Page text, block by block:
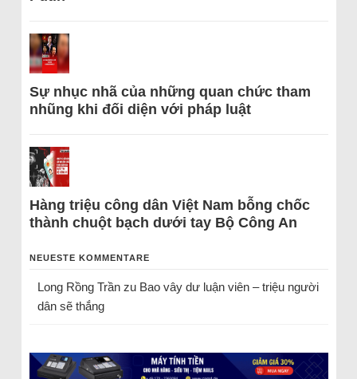
Sự nhục nhã của những quan chức tham
nhũng khi đối diện với pháp luật
Hàng triệu công dân Việt Nam bỗng chốc
thành chuột bạch dưới tay Bộ Công An
NEUESTE KOMMENTARE
Long Rồng Trầnzu Bao vây dư luận viên – triệu người
dân sẽ thắng